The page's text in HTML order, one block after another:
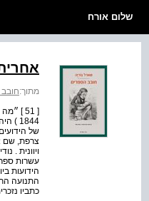
שלום אורח
מתוך:
של
צרפת, שם
עשרות
התנועה
כתביו